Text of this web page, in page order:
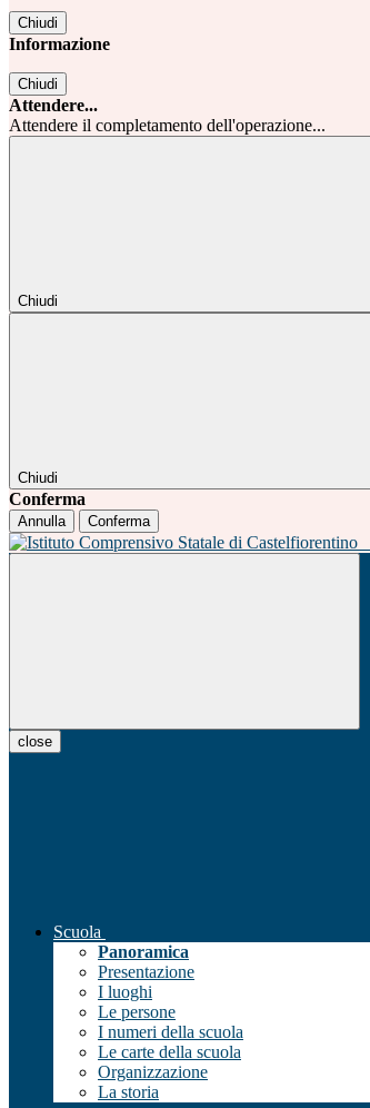
Chiudi
Informazione
Chiudi
Attendere...
Attendere il completamento dell'operazione...
Chiudi
Chiudi
Conferma
Annulla Conferma
close
Scuola
Panoramica
Presentazione
I luoghi
Le persone
I numeri della scuola
Le carte della scuola
Organizzazione
La storia